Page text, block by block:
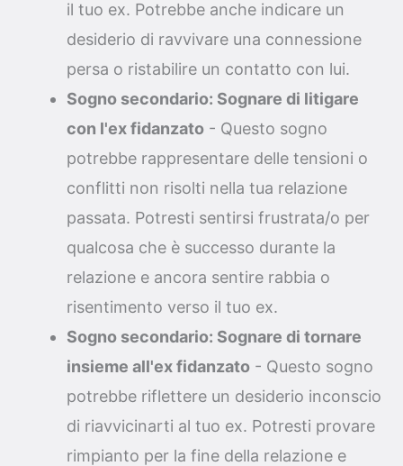
il tuo ex. Potrebbe anche indicare un
desiderio di ravvivare una connessione
persa o ristabilire un contatto con lui.
Sogno secondario: Sognare di litigare
con l'ex fidanzato - Questo sogno
potrebbe rappresentare delle tensioni o
conflitti non risolti nella tua relazione
passata. Potresti sentirsi frustrata/o per
qualcosa che è successo durante la
relazione e ancora sentire rabbia o
risentimento verso il tuo ex.
Sogno secondario: Sognare di tornare
insieme all'ex fidanzato - Questo sogno
potrebbe riflettere un desiderio inconscio
di riavvicinarti al tuo ex. Potresti provare
rimpianto per la fine della relazione e